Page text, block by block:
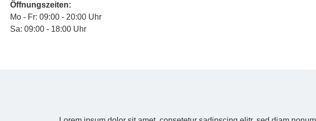
Öffnungszeiten:
Mo - Fr: 09:00 - 20:00 Uhr
Sa: 09:00 - 18:00 Uhr